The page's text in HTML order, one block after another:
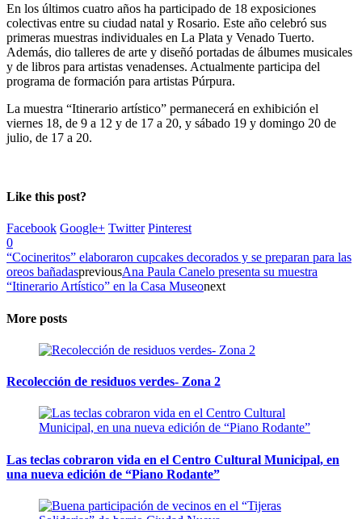
En los últimos cuatro años ha participado de 18 exposiciones
colectivas entre su ciudad natal y Rosario. Este año celebró sus
primeras muestras individuales en La Plata y Venado Tuerto.
Además, dio talleres de arte y diseñó portadas de álbumes musicales
y de libros para artistas venadenses. Actualmente participa del
programa de formación para artistas Púrpura.
La muestra “Itinerario artístico” permanecerá en exhibición el
viernes 18, de 9 a 12 y de 17 a 20, y sábado 19 y domingo 20 de
julio, de 17 a 20.
Like this post?
Facebook Google+ Twitter Pinterest
0
“Cocineritos” elaboraron cupcakes decorados y se preparan para las
oreos bañadaspreviousAna Paula Canelo presenta su muestra
“Itinerario Artístico” en la Casa Museonext
More posts
Recolección de residuos verdes- Zona 2
Las teclas cobraron vida en el Centro Cultural Municipal, en
una nueva edición de “Piano Rodante”